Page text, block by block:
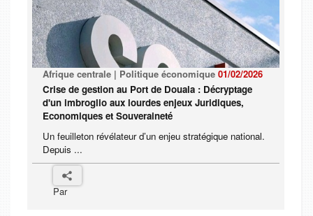
Afrique centrale | Politique économique 01/02/2026
Crise de gestion au Port de Douala : Décryptage
d'un imbroglio aux lourdes enjeux Juridiques,
Economiques et Souveraineté
Un feuilleton révélateur d’un enjeu stratégique national.
Depuis ...
Par